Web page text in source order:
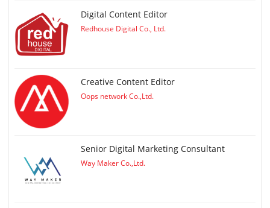
Digital Content Editor
Redhouse Digital Co., Ltd.
Creative Content Editor
Oops network Co.,Ltd.
Senior Digital Marketing Consultant
Way Maker Co.,Ltd.